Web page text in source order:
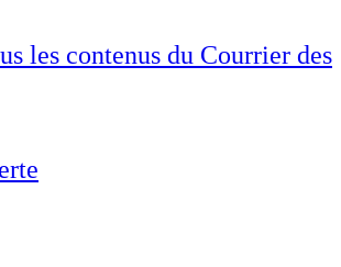
les contenus du Courrier des